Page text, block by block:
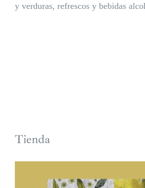
y verduras, refrescos y bebidas
Tienda